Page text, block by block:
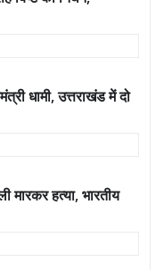
धामी, उत्तराखंड में दो
मारकर हत्या, भारतीय